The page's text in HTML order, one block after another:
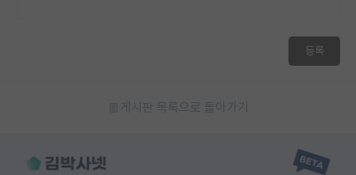
등록
게시판 목록으로 돌아가기